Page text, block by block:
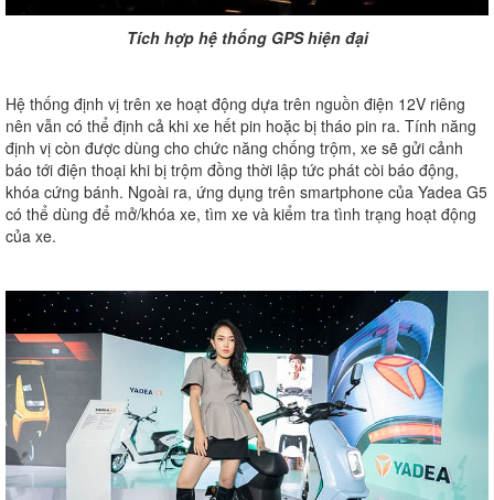
Tích hợp hệ thống GPS hiện đại
Hệ thống định vị trên xe hoạt động dựa trên nguồn điện 12V riêng
nên vẫn có thể định cả khi xe hết pin hoặc bị tháo pin ra. Tính năng
định vị còn được dùng cho chức năng chống trộm, xe sẽ gửi cảnh
báo tới điện thoại khi bị trộm đồng thời lập tức phát còi báo động,
khóa cứng bánh. Ngoài ra, ứng dụng trên smartphone của Yadea G5
có thể dùng để mở/khóa xe, tìm xe và kiểm tra tình trạng hoạt động
của xe.